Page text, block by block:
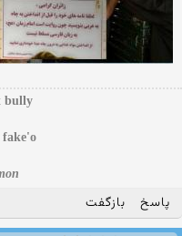
bully
پاسخ بازگفت